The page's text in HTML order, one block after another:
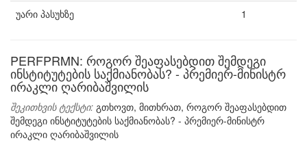
უარი პასუხზე
1
PERFPRMN: როგორ შეაფასებდით შემდეგი
ინსტიტუტების საქმიანობას? - პრემიერ-მინისტრ
ირაკლი ღარიბაშვილის
შეკითხვის ტექსტი: გთხოვთ, მითხრათ, როგორ შეაფასებდით
შემდეგი ინსტიტუტების საქმიანობას? - პრემიერ-მინისტრ
ირაკლი ღარიბაშვილის